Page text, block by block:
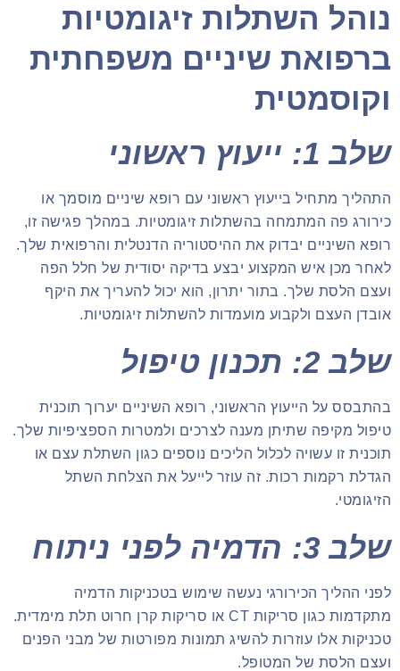
נוהל השתלות זיגומטיות
ברפואת שיניים משפחתית
וקוסמטית
שלב 1: ייעוץ ראשוני
התהליך מתחיל בייעוץ ראשוני עם רופא שיניים מוסמך או
כירורג פה המתמחה בהשתלות זיגומטיות. במהלך פגישה זו,
רופא השיניים יבדוק את ההיסטוריה הדנטלית והרפואית שלך.
לאחר מכן איש המקצוע יבצע בדיקה יסודית של חלל הפה
ועצם הלסת שלך. בתור יתרון, הוא יכול להעריך את היקף
אובדן העצם ולקבוע מועמדות להשתלות זיגומטיות.
שלב 2: תכנון טיפול
בהתבסס על הייעוץ הראשוני, רופא השיניים יערוך תוכנית
טיפול מקיפה שתיתן מענה לצרכים ולמטרות הספציפיות שלך.
תוכנית זו עשויה לכלול הליכים נוספים כגון השתלת עצם או
הגדלת רקמות רכות. זה עוזר לייעל את הצלחת השתל
הזיגומטי.
שלב 3: הדמיה לפני ניתוח
לפני ההליך הכירורגי נעשה שימוש בטכניקות הדמיה
מתקדמות כגון סריקות CT או סריקות קרן חרוט תלת מימדית.
טכניקות אלו עוזרות להשיג תמונות מפורטות של מבני הפנים
ועצם הלסת של המטופל.